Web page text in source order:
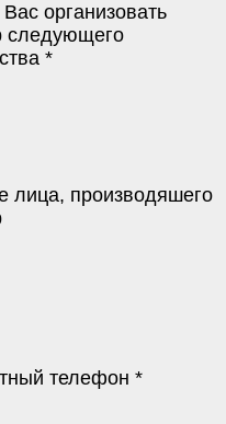
организовать
следующего
*
лица, производяшего
телефон *